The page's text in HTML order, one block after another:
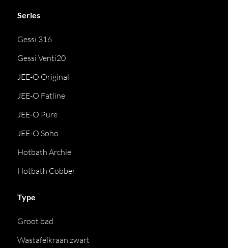
Series
Gessi 316
Gessi Venti20
JEE-O Original
JEE-O Fatline
JEE-O Pure
JEE-O Soho
Hotbath Archie
Hotbath Cobber
Type
Groot bad
Wastafelkraan zwart